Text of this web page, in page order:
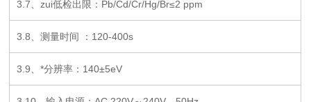
3.7、zui低检出限：Pb/Cd/Cr/Hg/Br≤2 ppm
3.8、测量时间 ：120-400s
3.9、*分辨率：140±5eV